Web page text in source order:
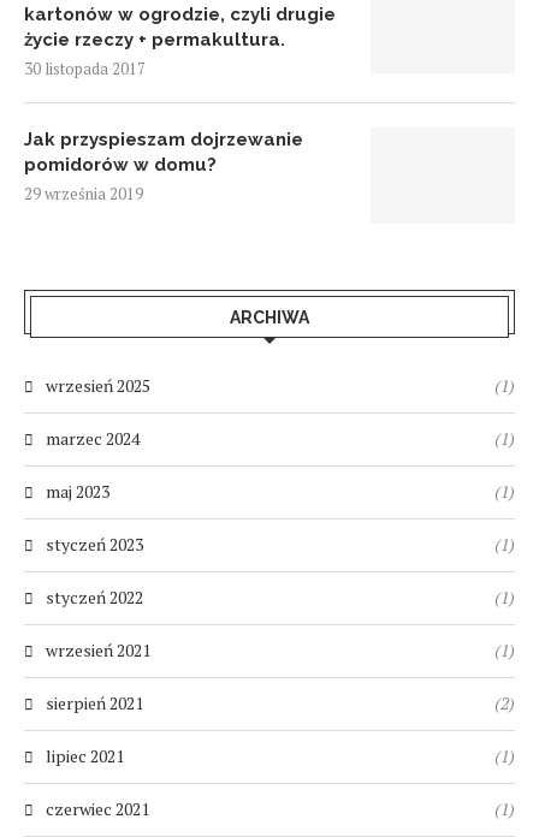
kartonów w ogrodzie, czyli drugie
życie rzeczy + permakultura.
30 listopada 2017
Jak przyspieszam dojrzewanie
pomidorów w domu?
29 września 2019
ARCHIWA
wrzesień 2025 (1)
marzec 2024 (1)
maj 2023 (1)
styczeń 2023 (1)
styczeń 2022 (1)
wrzesień 2021 (1)
sierpień 2021 (2)
lipiec 2021 (1)
czerwiec 2021 (1)